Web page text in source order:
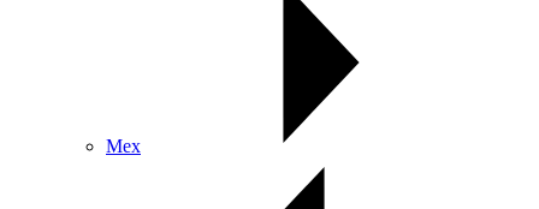
Мех